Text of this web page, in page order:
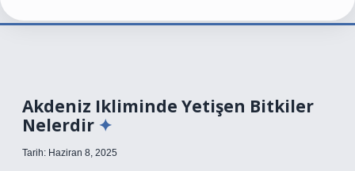
Akdeniz Ikliminde Yetişen Bitkiler
Nelerdir
Tarih: Haziran 8, 2025